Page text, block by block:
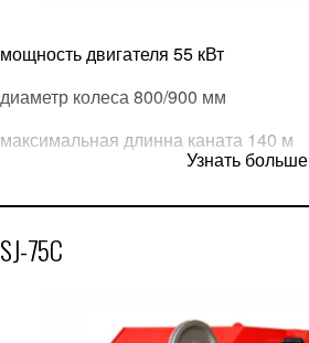
мощность двигателя 55 кВт
диаметр колеса 800/900 мм
максимальная длинна каната 140 м
вес 3000 кг
габариты 2200*1700*1900мм
Узнать больше
SJ-75С